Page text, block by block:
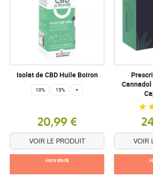
Isolat de CBD Huile Boiron
10% 15% +
20,99 €
VOIR LE PRODUIT
Hors stock
VOIR